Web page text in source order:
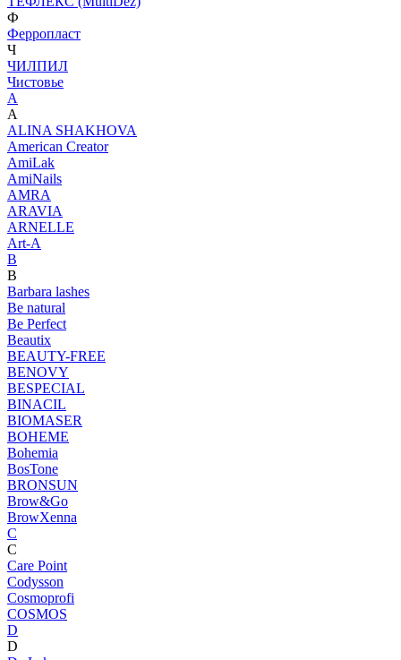
Ф
Ферропласт
Ч
ЧИЛПИЛ
Чистовье
A
A
ALINA SHAKHOVA
American Creator
AmiLak
AmiNails
AMRA
ARAVIA
ARNELLE
Art-A
B
B
Barbara lashes
Be natural
Be Perfect
Beautix
BEAUTY-FREE
BENOVY
BESPECIAL
BINACIL
BIOMASER
BOHEME
Bohemia
BosTone
BRONSUN
Brow&Go
BrowXenna
C
C
Care Point
Codysson
Cosmoprofi
COSMOS
D
D